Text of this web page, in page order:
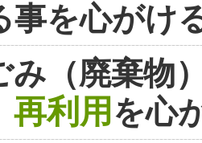
事を心がけ
み（廃棄物
再利用を心